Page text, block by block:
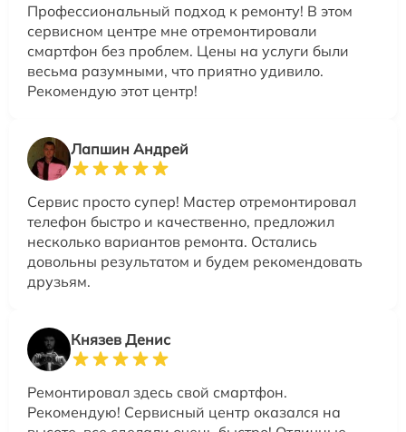
Профессиональный подход к ремонту! В этом
сервисном центре мне отремонтировали
смартфон без проблем. Цены на услуги были
весьма разумными, что приятно удивило.
Рекомендую этот центр!
Лапшин Андрей
Сервис просто супер! Мастер отремонтировал
телефон быстро и качественно, предложил
несколько вариантов ремонта. Остались
довольны результатом и будем рекомендовать
друзьям.
Князев Денис
Ремонтировал здесь свой смартфон.
Рекомендую! Сервисный центр оказался на